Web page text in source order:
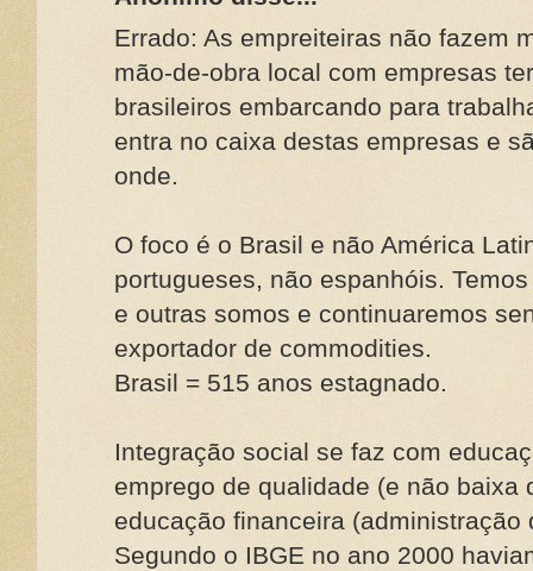
Errado: As empreiteiras não fazem
mão-de-obra local com empresas
brasileiros embarcando para
entra no caixa destas empresas e
onde.
O foco é o Brasil e não América
portugueses, não espanhóis.
e outras somos e continuaremos
exportador de commodities.
Brasil = 515 anos estagnado.
Integração social se faz com
emprego de qualidade (e não baixa
educação financeira (administração
Segundo o IBGE no ano 2000